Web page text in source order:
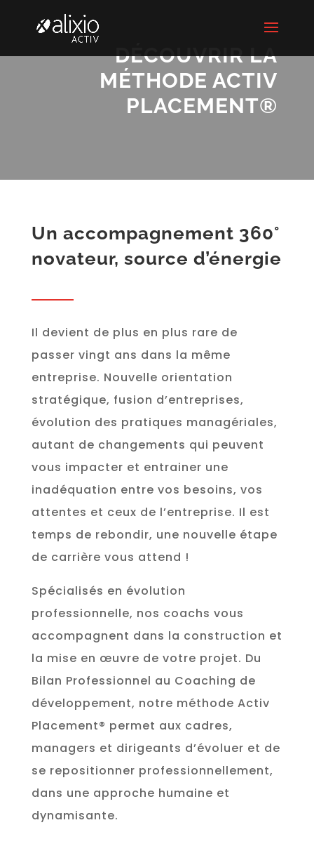
DÉCOUVRIR LA
MÉTHODE ACTIV
PLACEMENT®
Un accompagnement 360°
novateur, source d’énergie
Il devient de plus en plus rare de
passer vingt ans dans la même
entreprise. Nouvelle orientation
stratégique, fusion d’entreprises,
évolution des pratiques managériales,
autant de changements qui peuvent
vous impacter et entrainer une
inadéquation entre vos besoins, vos
attentes et ceux de l’entreprise. Il est
temps de rebondir, une nouvelle étape
de carrière vous attend !
Spécialisés en évolution
professionnelle, nos coachs vous
accompagnent dans la construction et
la mise en œuvre de votre projet. Du
Bilan Professionnel au Coaching de
développement, notre méthode Activ
Placement® permet aux cadres,
managers et dirigeants d’évoluer et de
se repositionner professionnellement,
dans une approche humaine et
dynamisante.